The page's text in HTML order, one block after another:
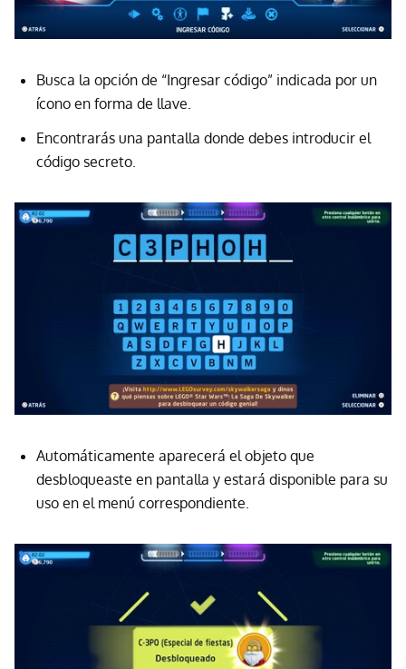
Busca la opción de “Ingresar código” indicada por un
ícono en forma de llave.
Encontrarás una pantalla donde debes introducir el
código secreto.
Automáticamente aparecerá el objeto que
desbloqueaste en pantalla y estará disponible para su
uso en el menú correspondiente.